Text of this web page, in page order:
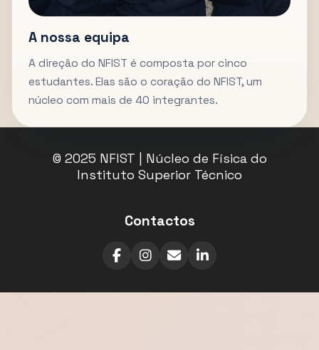
A nossa equipa
A direção do NFIST é composta por cinco
estudantes. Elas são o coração do NFIST, um
núcleo com mais de 40 integrantes.
© 2025 NFIST | Núcleo de Física do
Instituto Superior Técnico
Contactos